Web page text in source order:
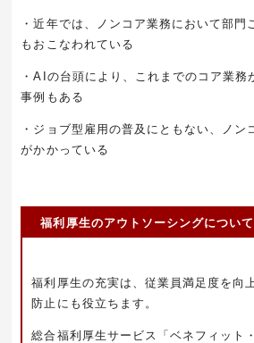
・近年では、ノンコア業務において部門
もおこなわれている
・AI の台頭により、これまでのコア業務
事例もある
・ジョブ型雇用の普及にともない、ノン
がかかっている
福利厚生のアウトソーシングについて
福利厚生の充実は、従業員満足度を向
防止にも役立ちます。
総合福利厚生サービス「ベネフィット